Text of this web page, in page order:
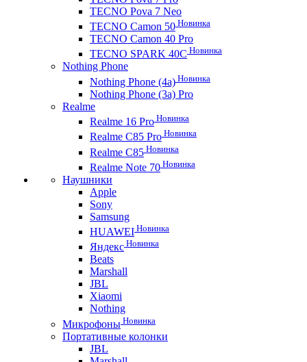
TECNO Pova 7 Neo
TECNO Camon 50 Новинка
TECNO Camon 40 Pro
TECNO SPARK 40C Новинка
Nothing Phone
Nothing Phone (4a) Новинка
Nothing Phone (3a) Pro
Realme
Realme 16 Pro Новинка
Realme C85 Pro Новинка
Realme C85 Новинка
Realme Note 70 Новинка
Наушники
Apple
Sony
Samsung
HUAWEI Новинка
Яндекс Новинка
Beats
Marshall
JBL
Xiaomi
Nothing
Микрофоны Новинка
Портативные колонки
JBL